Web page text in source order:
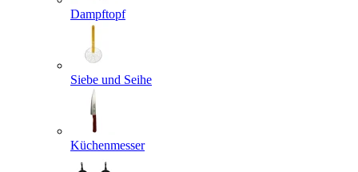
Dampftopf
Siebe und Seihe
Küchenmesser